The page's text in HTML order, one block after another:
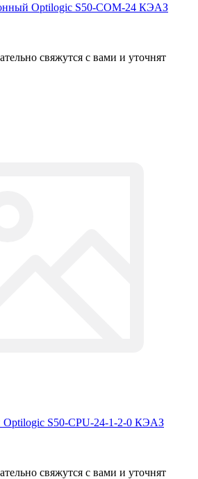
Optilogic S50-COM-24 КЭАЗ
свяжутся с вами и уточнят
Optilogic S50-CPU-24-1-2-0 КЭАЗ
свяжутся с вами и уточнят